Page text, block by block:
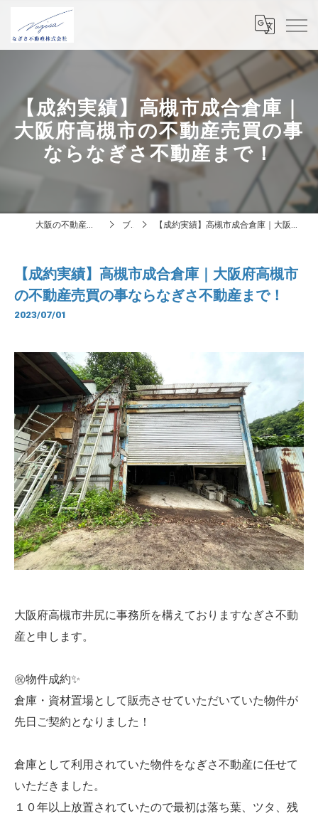
【成約実績】高槻市成合倉庫｜
大阪府高槻市の不動産売買の事
ならなぎさ不動産まで！
大阪の不動産はなぎさ不動産株式会社 ブログ 【成約実績】高槻市成合倉庫｜大阪府高槻市の不動産売買の事ならなぎさ不動産まで！
【成約実績】高槻市成合倉庫｜大阪府高槻市
の不動産売買の事ならなぎさ不動産まで！
2023/07/01
大阪府高槻市井尻に事務所を構えておりますなぎさ不動
産と申します。
㊗物件成約✨
倉庫・資材置場として販売させていただいていた物件が
先日ご契約となりました！
倉庫として利用されていた物件をなぎさ不動産に任せて
いただきました。
１０年以上放置されていたので最初は落ち葉、ツタ、残